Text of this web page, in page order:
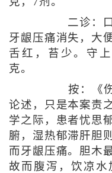
二诊：口
牙龈压痛消失，大
舌红，苔少。守
克。
按：《伤
论述，只是本案责
学之际，患者忧思
腑，湿热郁滞肝胆
而牙龈压痛。胆木
故而腹泻，饮凉水